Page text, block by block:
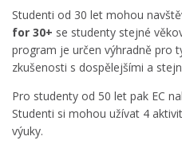
Studenti od 30 let mohou
for 30+ se studenty stejné
program je určen výhradně pro
zkušenosti s dospělejšími a
Pro studenty od 50 let pak EC
Studenti si mohou užívat 4
výuky.